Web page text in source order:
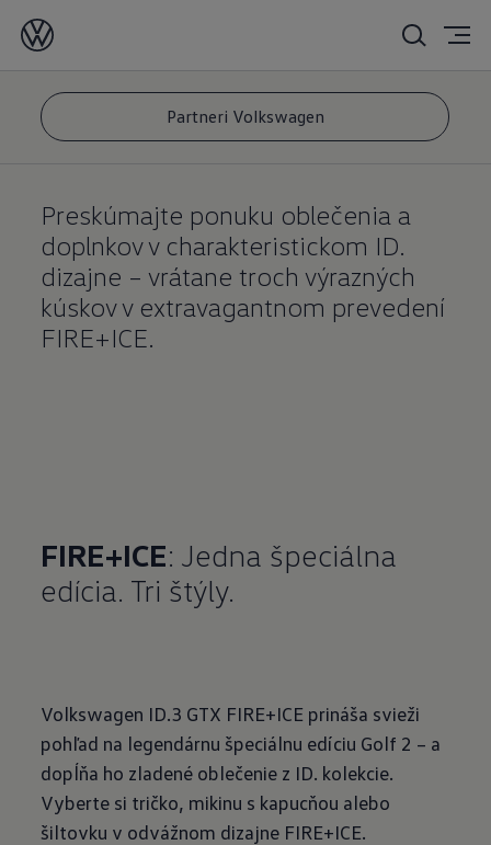
Partneri Volkswagen
Preskúmajte ponuku oblečenia a
doplnkov v charakteristickom ID.
dizajne – vrátane troch výrazných
kúskov v extravagantnom prevedení
FIRE+ICE.
FIRE+ICE: Jedna špeciálna
edícia. Tri štýly.
Volkswagen ID.3 GTX FIRE+ICE prináša svieži
pohľad na legendárnu špeciálnu edíciu Golf 2 – a
dopĺňa ho zladené oblečenie z ID. kolekcie.
Vyberte si tričko, mikinu s kapucňou alebo
šiltovku v odvážnom dizajne FIRE+ICE.